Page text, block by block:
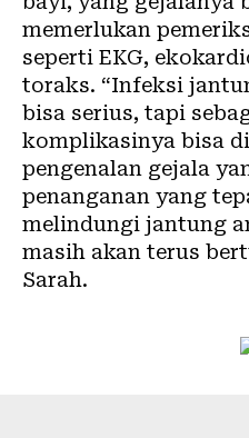
memerlukan
seperti EKG,
toraks. “Infeksi
bisa serius, tapi
komplikasinya bisa
pengenalan gejala
penanganan yang
melindungi jantung
masih akan terus
Sarah.